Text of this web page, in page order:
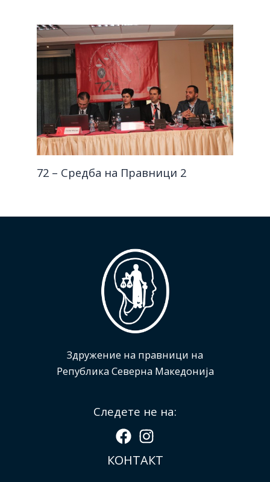
72 – Средба на Правници 2
Здружение на правници на
Република Северна Македонија
Следете не на:
КОНТАКТ